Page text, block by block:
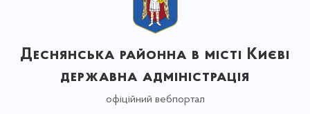
Деснянська районна в місті Києві
державна адміністрація
офіційний вебпортал